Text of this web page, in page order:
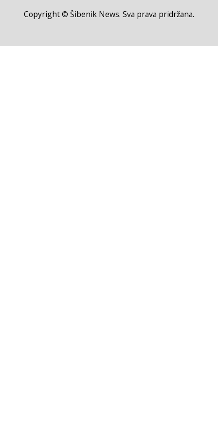
Copyright © Šibenik News. Sva prava pridržana.